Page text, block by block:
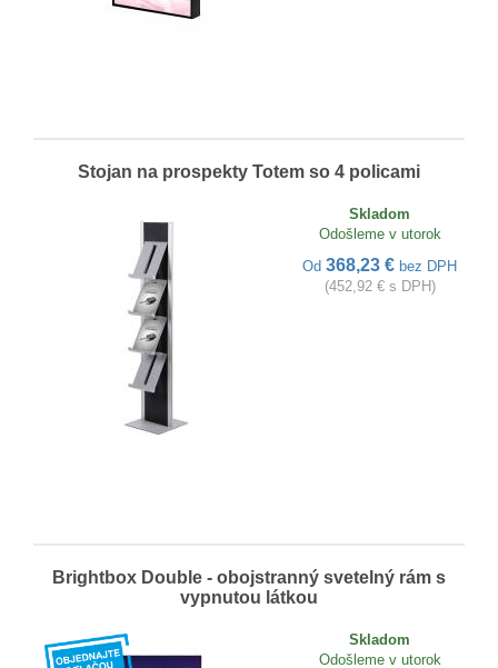
Stojan na prospekty Totem so 4 policami
Skladom
Odošleme v utorok
Od 368,23 € bez DPH
(452,92 € s DPH)
Brightbox Double - obojstranný svetelný rám s
vypnutou látkou
Skladom
Odošleme v utorok